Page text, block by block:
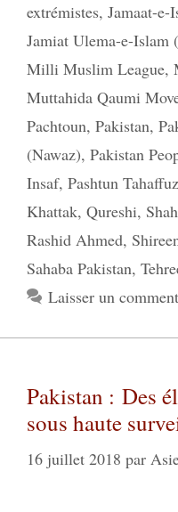
extrémistes, Jamaat-e-
Jamiat Ulema-e-Islam
Milli Muslim League,
Muttahida Qaumi
Pachtoun, Pakistan,
(Nawaz), Pakistan
Insaf, Pashtun
Khattak, Qureshi,
Rashid Ahmed,
Sahaba Pakistan,
Laisser un
Pakistan : Des
sous haute
16 juillet 2018 par